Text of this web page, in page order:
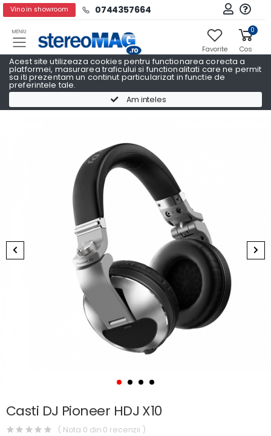
Acest site utilizeaza cookies pentru functionarea corecta a
platformei, masurarea traficului si functionalitati care ne permit
sa iti prezentam un continut particularizat in functie de
preferintele tale.
Am inteles
Vino in showroom 0744357664
MENIU
Favorite
0
Cos
ECHIPAMENTE PRO DJ PIONEER
Casti DJ Pioneer HDJ X10
( Nota 0 din 0 recenzii )